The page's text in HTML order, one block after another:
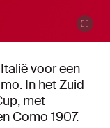
voor een
In het Zuid-
met
Como 1907.